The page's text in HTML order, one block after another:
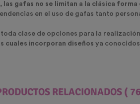
las gafas no se limitan a la clásica
en el uso de gafas tanto
clase de opciones para la
cuales incorporan diseños ya
RELACIONADOS (